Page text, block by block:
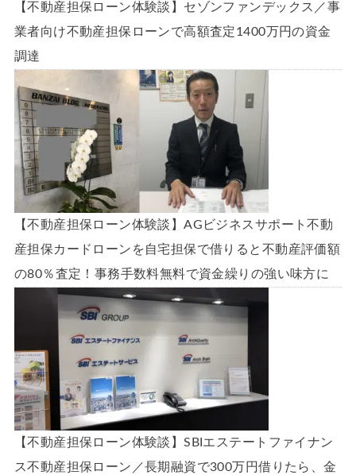
【不動産担保ローン体験談】セゾンファンデックス／事
業者向け不動産担保ローンで高額査定1400万円の資金
調達
【不動産担保ローン体験談】AGビジネスサポート不動
産担保カードローンを自宅担保で借りると不動産評価額
の80％査定！事務手数料無料で資金繰りの強い味方に
【不動産担保ローン体験談】SBIエステートファイナン
ス不動産担保ローン／長期融資で300万円借りたら、金